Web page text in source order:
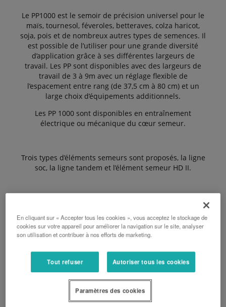
Le PP1000 est le semoir de précision universel pour le
maïs, tournesol, féveroles, betteraves, colza haricot,
soja, pois et de nombreux autres types de semences. Il
est possible de l’utiliser pour une grande diversité
d’application grâce à ses différentes largeurs de
travail. Les PP sont disponibles avec des largeurs de
travail de 3 à 9m avec un réglage flexible de
l’espacement entre rang (de 37,5 cm à 80 cm) et un
large choix d’équipements additionnels.
Les PP 1000 sont disponibles en entraînement
électrique ou mécanique du cœur semeur.
Trois types d’éléments semeurs sont proposés, la ligne
soc, la ligne tandem et l’élément semeur HD II.
un microgranulateur est disponible.
Parallélogramme stable
En cliquant sur « Accepter tous les cookies », vous acceptez le stockage de
cookies sur votre appareil pour améliorer la navigation sur le site, analyser
son utilisation et contribuer à nos efforts de marketing.
Tout refuser Autoriser tous les cookies
Paramètres des cookies